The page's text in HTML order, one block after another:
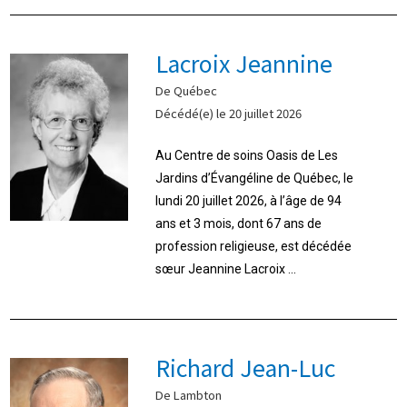
Lacroix Jeannine
De Québec
Décédé(e) le 20 juillet 2026
Au Centre de soins Oasis de Les
Jardins d’Évangéline de Québec, le
lundi 20 juillet 2026, à l’âge de 94
ans et 3 mois, dont 67 ans de
profession religieuse, est décédée
sœur Jeannine Lacroix ...
Richard Jean-Luc
De Lambton